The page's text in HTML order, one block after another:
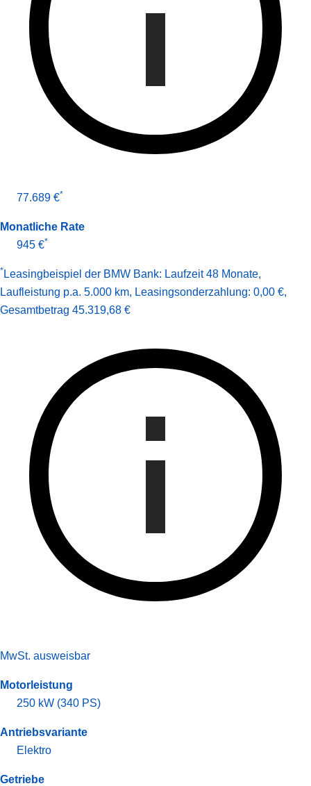
77.689 €*
Monatliche Rate
945 €*
* Leasingbeispiel der BMW Bank: Laufzeit 48 Monate,
Laufleistung p.a. 5.000 km, Leasingsonderzahlung: 0,00 €,
Gesamt­betrag 45.319,68 €
MwSt. ausweisbar
Motorleistung
250 kW (340 PS)
Antriebsvariante
Elektro
Getriebe